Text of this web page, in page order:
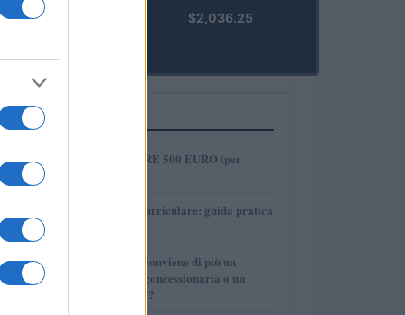
PRIME)
$2,036.25
PIÙ LETTI
1
COME INVESTIRE 500 EURO (per
2
Tirocinio extra-curriculare: guida pratica
3
Per le auto usate conviene di più un
finanziamento in concessionaria o un
prestito personale?